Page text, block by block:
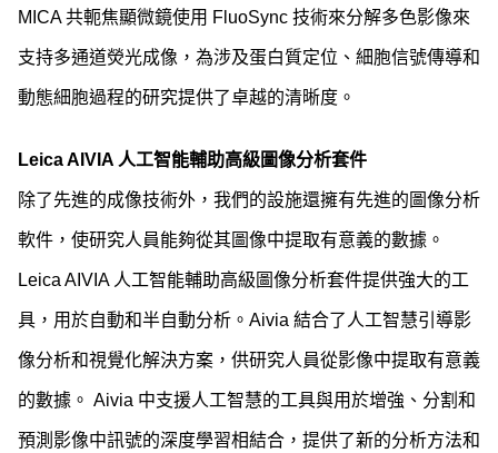
MICA 共軛焦顯微鏡使用 FluoSync 技術來分解多色影像來
支持多通道熒光成像，為涉及蛋白質定位、細胞信號傳導和
動態細胞過程的研究提供了卓越的清晰度。
Leica AIVIA 人工智能輔助高級圖像分析套件
除了先進的成像技術外，我們的設施還擁有先進的圖像分析
軟件，使研究人員能夠從其圖像中提取有意義的數據。
Leica AIVIA 人工智能輔助高級圖像分析套件提供強大的工
具，用於自動和半自動分析。Aivia 結合了人工智慧引導影
像分析和視覺化解決方案，供研究人員從影像中提取有意義
的數據。 Aivia 中支援人工智慧的工具與用於增強、分割和
預測影像中訊號的深度學習相結合，提供了新的分析方法和